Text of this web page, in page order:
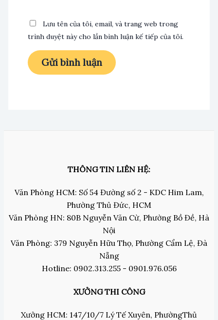
Lưu tên của tôi, email, và trang web trong
trình duyệt này cho lần bình luận kế tiếp của tôi.
THÔNG TIN LIÊN HỆ:
Văn Phòng HCM: Số 54 Đường số 2 - KDC Him Lam,
Phường Thủ Đức, HCM
Văn Phòng HN: 80B Nguyễn Văn Cừ, Phường Bồ Đề, Hà
Nội
Văn Phòng: 379 Nguyễn Hữu Thọ, Phường Cẩm Lệ, Đà
Nẵng
Hotline: 0902.313.255 - 0901.976.056
XƯỞNG THI CÔNG
Xưởng HCM: 147/10/7 Lý Tế Xuyên, PhườngThủ